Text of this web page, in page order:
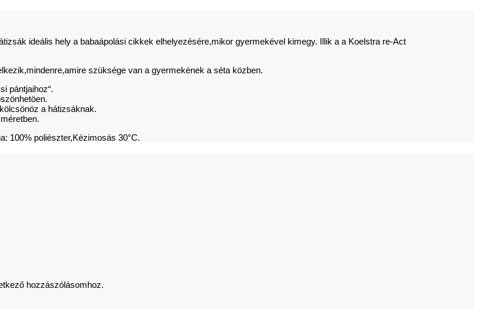
ideális hely a babaápolási cikkek elhelyezésére,mikor gyermekével kimegy. Illik a a Koelstra re-Act
szüksége van a gyermekének a séta közben.
pántjaihoz“.
a hátizsáknak.
100% poliészter,Kézimosás 30°C.
hozzászólásomhoz.